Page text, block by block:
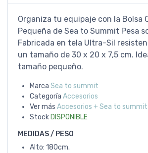
Organiza tu equipaje con la Bolsa
Pequeña de Sea to Summit Pesa
Fabricada en tela Ultra-Sil
un tamaño de 30 x 20 x 7,5 cm.
tamaño pequeño.
Marca Sea to summit
Categoría Accesorios
Ver más Accesorios + Sea to summit
Stock DISPONIBLE
MEDIDAS / PESO
Alto: 180cm.